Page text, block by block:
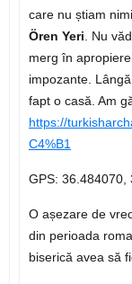
care nu știam
Ören Yeri . Nu
merg în
impozante.
fapt o casă. Am
https://
C4%B1
GPS: 36.484070,
O așezare de
din perioada
biserică avea să